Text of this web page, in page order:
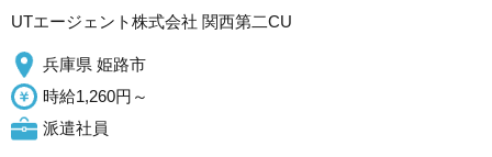
UTエージェント株式会社 関西第二CU
兵庫県 姫路市
時給1,260円～
派遣社員